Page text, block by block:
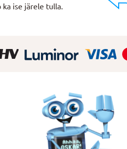
ka ise järele tulla.